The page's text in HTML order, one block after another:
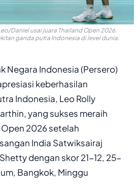
Daniel usai juara Thailand Open 2026.
ganda putra Indonesia di level dunia.
Negara Indonesia (Persero)
keberhasilan
Indonesia, Leo Rolly
yang sukses meraih
2026 setelah
India Satwiksairaj
dengan skor 21-12, 25-
Bangkok, Minggu